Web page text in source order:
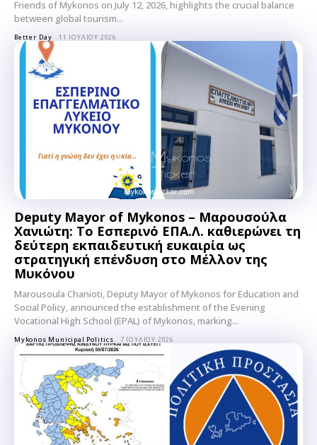
Friends of Mykonos on July 12, 2026, highlights the crucial balance
between global tourism...
Better Day 11 ΙΟΥΛΊΟΥ 2026
Deputy Mayor of Mykonos – Μαρουσούλα
Χανιώτη: Το Εσπερινό ΕΠΑ.Λ. καθιερώνει τη
δεύτερη εκπαιδευτική ευκαιρία ως
στρατηγική επένδυση στο Μέλλον της
Μυκόνου
Marousoula Chanioti, Deputy Mayor of Mykonos for Education and
Social Policy, announced the establishment of the Evening
Vocational High School (EPAL) of Mykonos, marking...
Mykonos Municipal Politics 7 ΙΟΥΛΊΟΥ 2026